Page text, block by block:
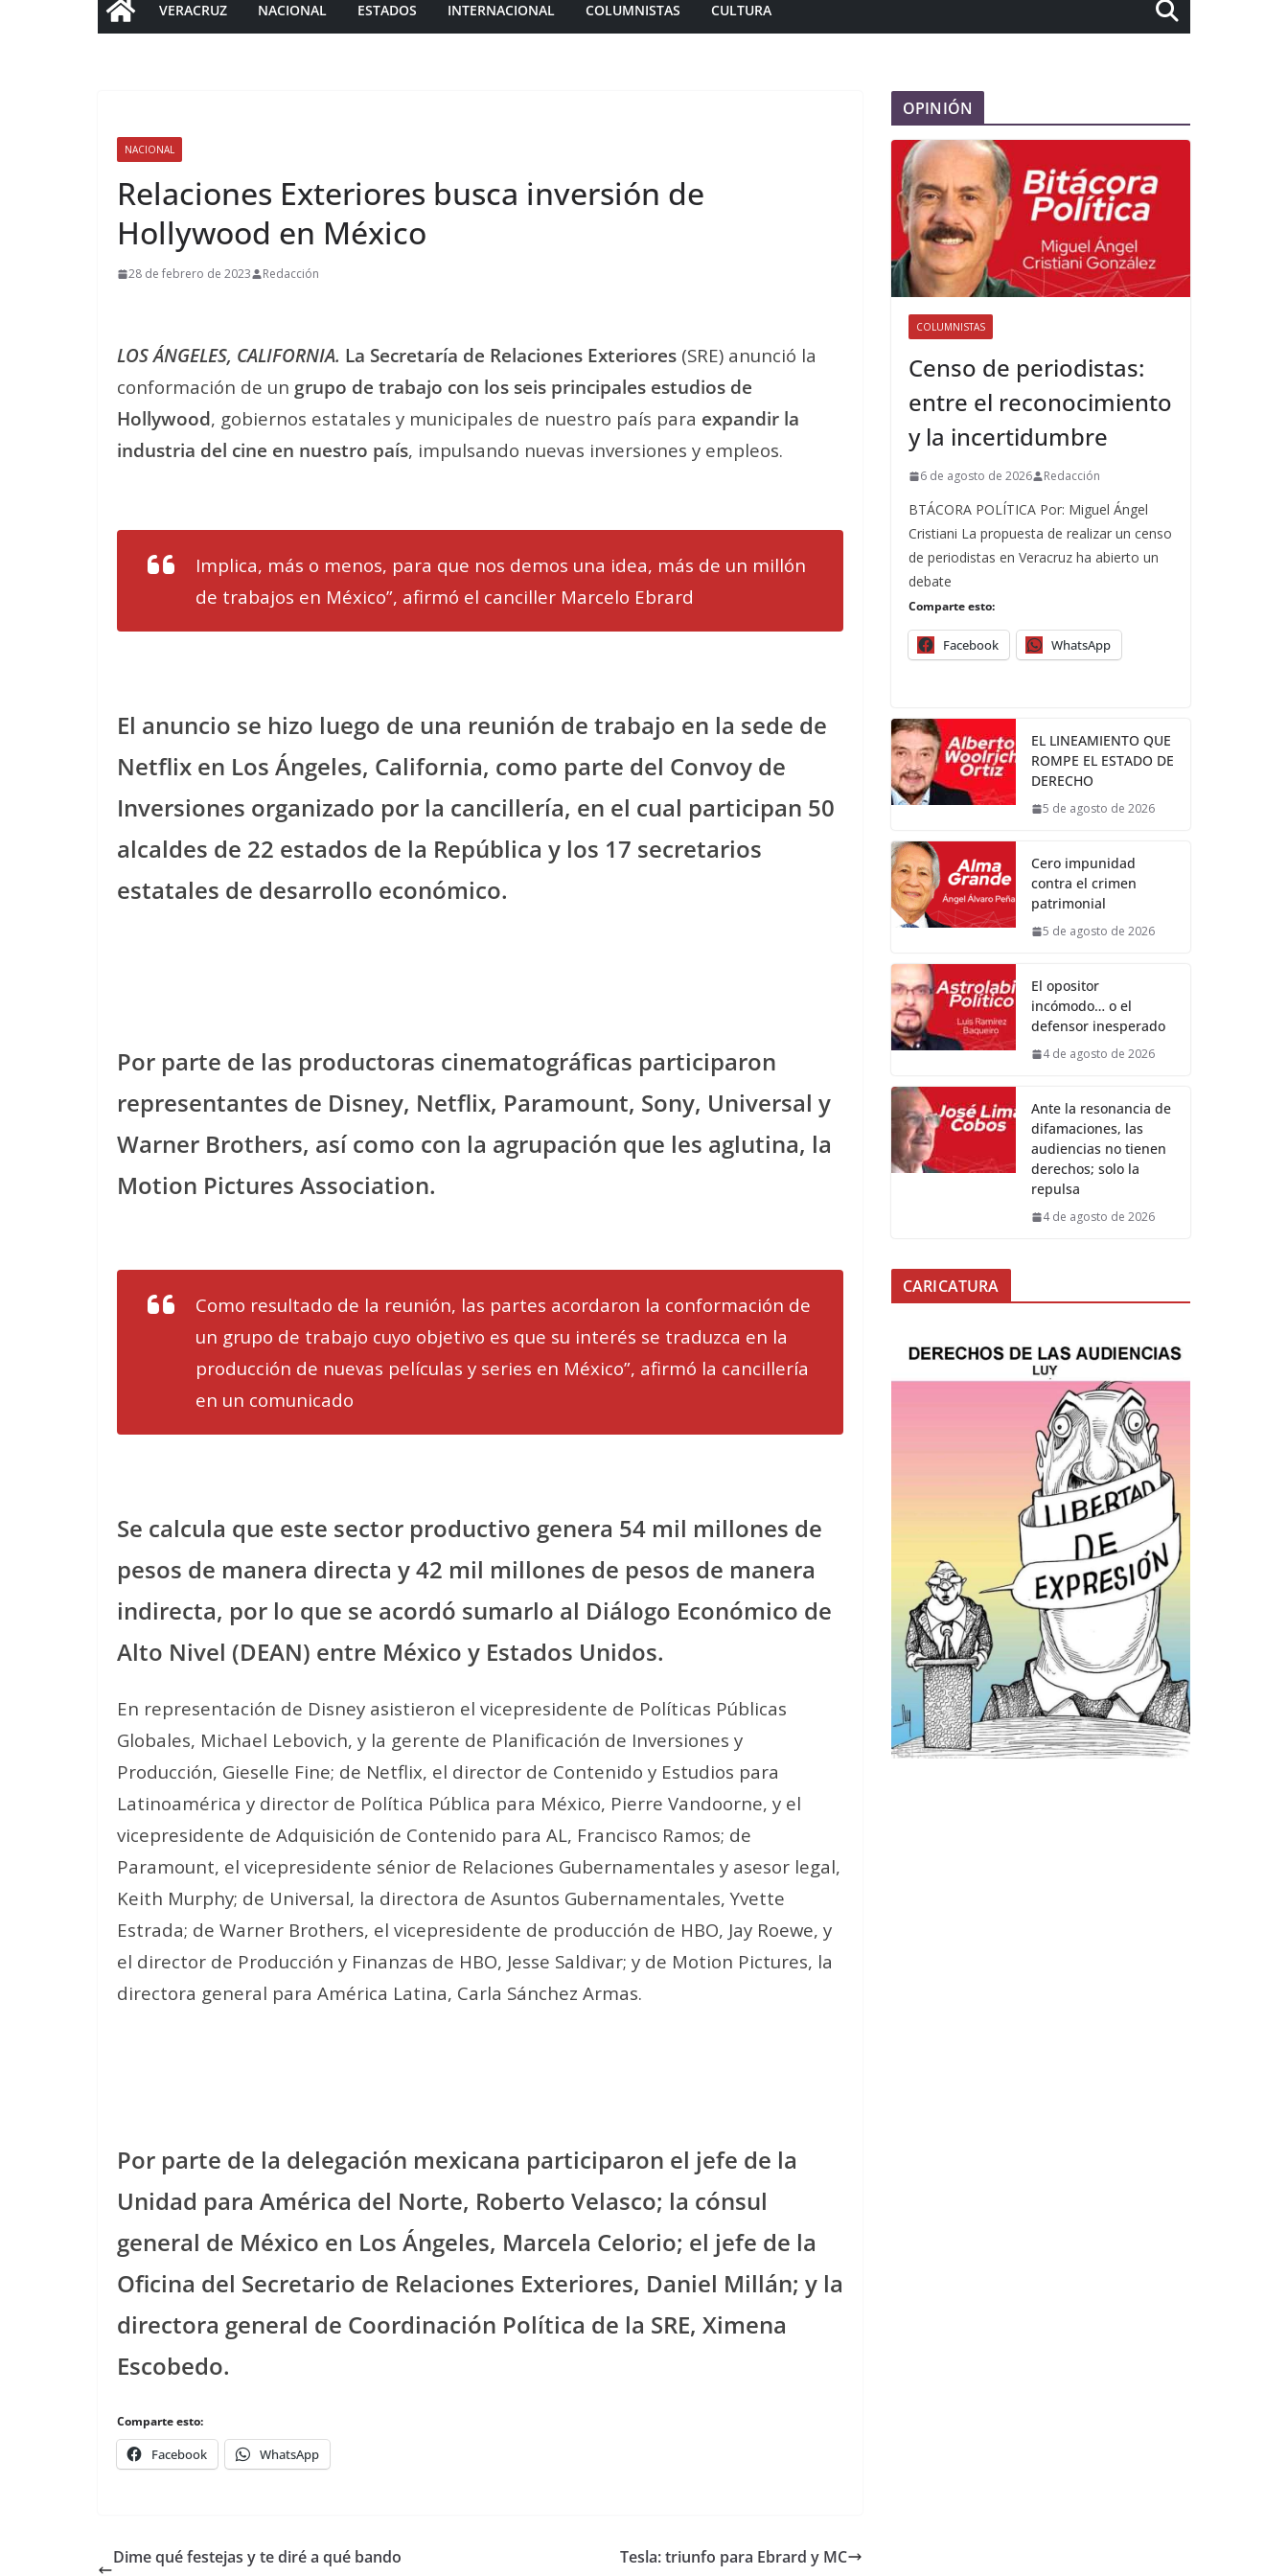
VERACRUZ NACIONAL ESTADOS INTERNACIONAL COLUMNISTAS CULTURA
NACIONAL
Relaciones Exteriores busca inversión de
Hollywood en México
28 de febrero de 2023 Redacción
LOS ÁNGELES, CALIFORNIA. La Secretaría de Relaciones Exteriores (SRE) anunció la
conformación de un grupo de trabajo con los seis principales estudios de
Hollywood, gobiernos estatales y municipales de nuestro país para expandir la
industria del cine en nuestro país, impulsando nuevas inversiones y empleos.
Implica, más o menos, para que nos demos una idea, más de un millón
de trabajos en México”, afirmó el canciller Marcelo Ebrard
El anuncio se hizo luego de una reunión de trabajo en la sede de
Netflix en Los Ángeles, California, como parte del Convoy de
Inversiones organizado por la cancillería, en el cual participan 50
alcaldes de 22 estados de la República y los 17 secretarios
estatales de desarrollo económico.
Por parte de las productoras cinematográficas participaron
representantes de Disney, Netflix, Paramount, Sony, Universal y
Warner Brothers, así como con la agrupación que les aglutina, la
Motion Pictures Association.
Como resultado de la reunión, las partes acordaron la conformación de
un grupo de trabajo cuyo objetivo es que su interés se traduzca en la
producción de nuevas películas y series en México”, afirmó la cancillería
en un comunicado
Se calcula que este sector productivo genera 54 mil millones de
pesos de manera directa y 42 mil millones de pesos de manera
indirecta, por lo que se acordó sumarlo al Diálogo Económico de
Alto Nivel (DEAN) entre México y Estados Unidos.
En representación de Disney asistieron el vicepresidente de Políticas Públicas
Globales, Michael Lebovich, y la gerente de Planificación de Inversiones y
Producción, Gieselle Fine; de Netflix, el director de Contenido y Estudios para
Latinoamérica y director de Política Pública para México, Pierre Vandoorne, y el
vicepresidente de Adquisición de Contenido para AL, Francisco Ramos; de
Paramount, el vicepresidente sénior de Relaciones Gubernamentales y asesor legal,
Keith Murphy; de Universal, la directora de Asuntos Gubernamentales, Yvette
Estrada; de Warner Brothers, el vicepresidente de producción de HBO, Jay Roewe, y
el director de Producción y Finanzas de HBO, Jesse Saldivar; y de Motion Pictures, la
directora general para América Latina, Carla Sánchez Armas.
Por parte de la delegación mexicana participaron el jefe de la
Unidad para América del Norte, Roberto Velasco; la cónsul
general de México en Los Ángeles, Marcela Celorio; el jefe de la
Oficina del Secretario de Relaciones Exteriores, Daniel Millán; y la
directora general de Coordinación Política de la SRE, Ximena
Escobedo.
Comparte esto:
Facebook WhatsApp
Dime qué festejas y te diré a qué bando
Tesla: triunfo para Ebrard y MC
OPINIÓN
COLUMNISTAS
Censo de periodistas:
entre el reconocimiento
y la incertidumbre
6 de agosto de 2026 Redacción
BTÁCORA POLÍTICA Por: Miguel Ángel
Cristiani La propuesta de realizar un censo
de periodistas en Veracruz ha abierto un
debate
Comparte esto:
Facebook WhatsApp
EL LINEAMIENTO QUE
ROMPE EL ESTADO DE
DERECHO
5 de agosto de 2026
Cero impunidad
contra el crimen
patrimonial
5 de agosto de 2026
El opositor
incómodo… o el
defensor inesperado
4 de agosto de 2026
Ante la resonancia de
difamaciones, las
audiencias no tienen
derechos; solo la
repulsa
4 de agosto de 2026
CARICATURA